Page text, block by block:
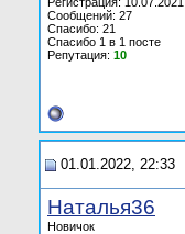
Сообщений: 27
Спасибо: 21
Спасибо 1 в 1 посте
Репутация: 10
01.01.2022, 22:33
Наталья36
Новичок